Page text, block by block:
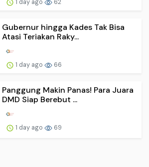
1 day ago 62
Gubernur hingga Kades Tak Bisa
Atasi Teriakan Raky...
1 day ago 66
Panggung Makin Panas! Para Juara
DMD Siap Berebut ...
1 day ago 69